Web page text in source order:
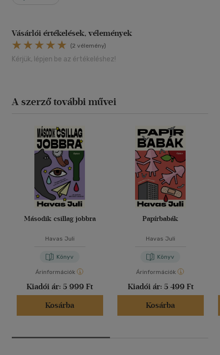
Vásárlói értékelések, vélemények
(2 vélemény)
Kérjük, lépjen be az értékeléshez!
A szerző további művei
Második csillag jobbra
Havas Juli
Könyv
Árinformációk
Kiadói ár: 5 999 Ft
Kosárba
Papírbabák
Havas Juli
Könyv
Árinformációk
Kiadói ár: 5 499 Ft
Kosárba